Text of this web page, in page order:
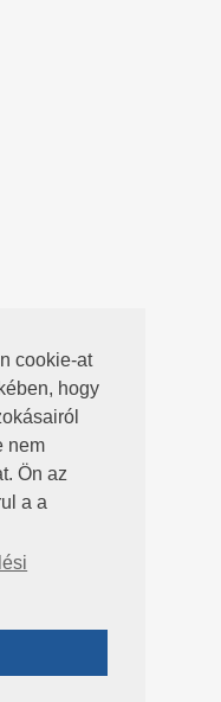
cookie-at
hogy
nem
Ön az
a a